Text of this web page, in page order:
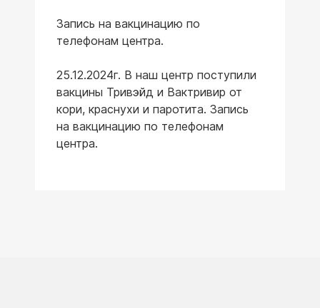
Запись на вакцинацию по
телефонам центра.
25.12.2024г. В наш центр поступили
вакцины Тривэйд и Вактривир от
кори, краснухи и паротита. Запись
на вакцинацию по телефонам
центра.